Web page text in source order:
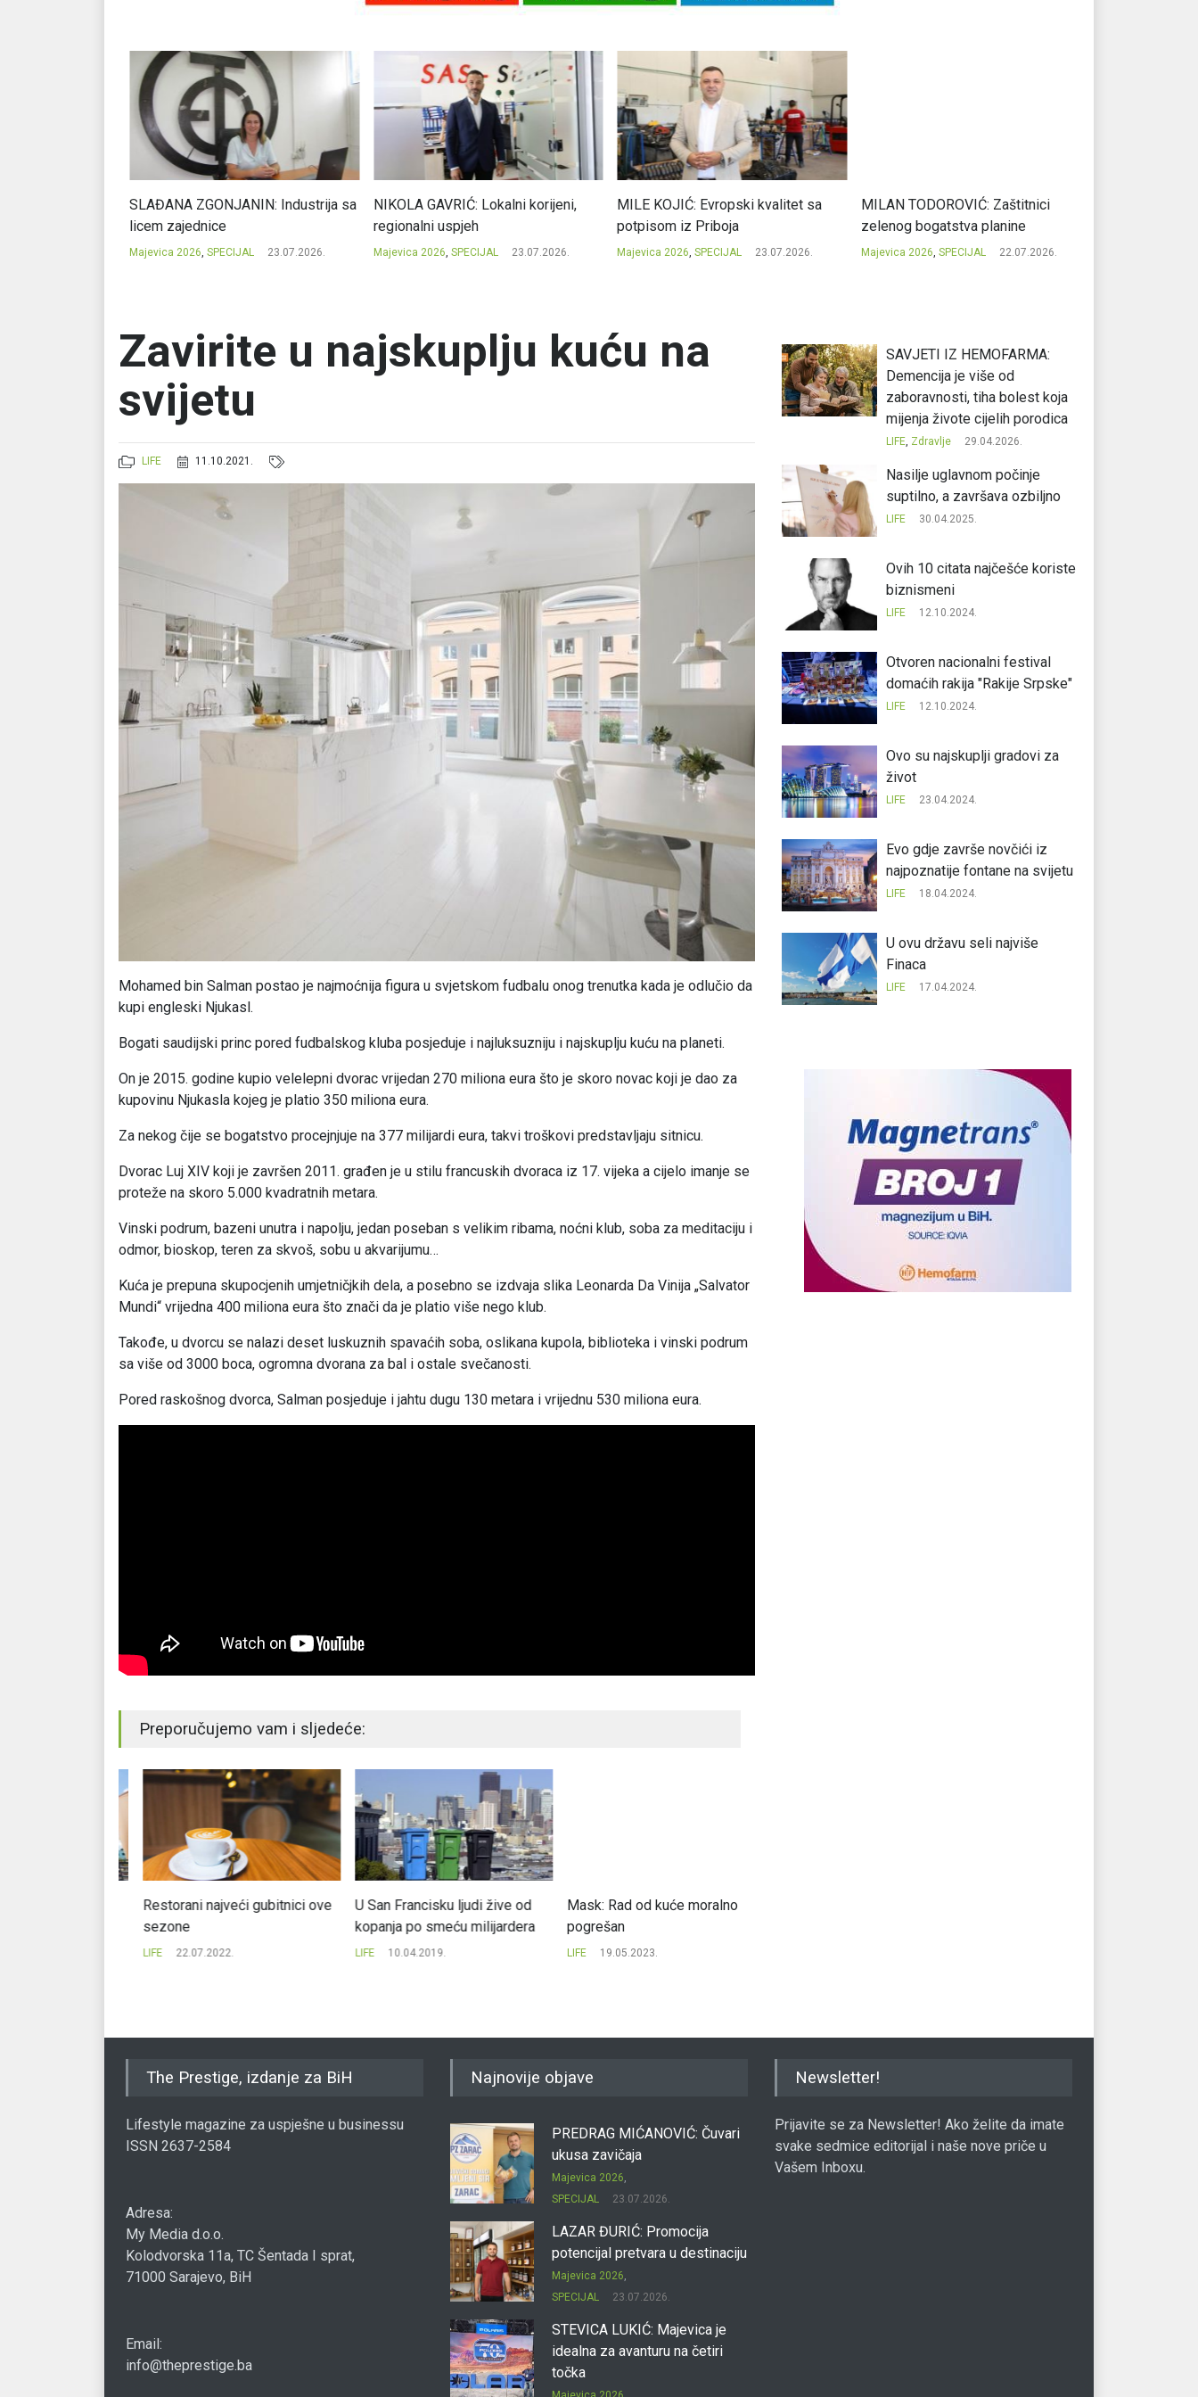
SLAĐANA ZGONJANIN: Industrija sa
licem zajednice
Majevica 2026,SPECIJAL 23.07.2026.
NIKOLA GAVRIĆ: Lokalni korijeni,
regionalni uspjeh
Majevica 2026,SPECIJAL 23.07.2026.
MILE KOJIĆ: Evropski kvalitet sa
potpisom iz Priboja
Majevica 2026,SPECIJAL 23.07.2026.
MILAN TODOROVIĆ: Zaštitnici
zelenog bogatstva planine
Majevica 2026,SPECIJAL 22.07.2026.
Zavirite u najskuplju kuću na
svijetu
LIFE 11.10.2021.
Mohamed bin Salman postao je najmoćnija figura u svjetskom fudbalu onog trenutka kada je odlučio da
kupi engleski Njukasl.
Bogati saudijski princ pored fudbalskog kluba posjeduje i najluksuzniju i najskuplju kuću na planeti.
On je 2015. godine kupio velelepni dvorac vrijedan 270 miliona eura što je skoro novac koji je dao za
kupovinu Njukasla kojeg je platio 350 miliona eura.
Za nekog čije se bogatstvo procejnjuje na 377 milijardi eura, takvi troškovi predstavljaju sitnicu.
Dvorac Luj XIV koji je završen 2011. građen je u stilu francuskih dvoraca iz 17. vijeka a cijelo imanje se
proteže na skoro 5.000 kvadratnih metara.
Vinski podrum, bazeni unutra i napolju, jedan poseban s velikim ribama, noćni klub, soba za meditaciju i
odmor, bioskop, teren za skvoš, sobu u akvarijumu…
Kuća je prepuna skupocjenih umjetničjkih dela, a posebno se izdvaja slika Leonarda Da Vinija „Salvator
Mundi“ vrijedna 400 miliona eura što znači da je platio više nego klub.
Takođe, u dvorcu se nalazi deset luskuznih spavaćih soba, oslikana kupola, biblioteka i vinski podrum
sa više od 3000 boca, ogromna dvorana za bal i ostale svečanosti.
Pored raskošnog dvorca, Salman posjeduje i jahtu dugu 130 metara i vrijednu 530 miliona eura.
Preporučujemo vam i sljedeće:
Restorani najveći gubitnici ove
sezone
22.07.2022.
U San Francisku ljudi žive od
kopanja po smeću milijardera
10.04.2019.
Mask: Rad od kuće moralno
pogrešan
19.05.2023.
SAVJETI IZ HEMOFARMA:
Demencija je više od
zaboravnosti, tiha bolest koja
mijenja živote cijelih porodica
LIFE, Zdravlje 29.04.2026.
Nasilje uglavnom počinje
suptilno, a završava ozbiljno
LIFE 30.04.2025.
Ovih 10 citata najčešće koriste
biznismeni
LIFE 12.10.2024.
Otvoren nacionalni festival
domaćih rakija "Rakije Srpske"
LIFE 12.10.2024.
Ovo su najskuplji gradovi za
život
LIFE 23.04.2024.
Evo gdje završe novčići iz
najpoznatije fontane na svijetu
LIFE 18.04.2024.
U ovu državu seli najviše
Finaca
LIFE 17.04.2024.
The Prestige, izdanje za BiH
Lifestyle magazine za uspješne u businessu
ISSN 2637-2584
Adresa:
My Media d.o.o.
Kolodvorska 11a, TC Šentada I sprat,
71000 Sarajevo, BiH
Email:
info@theprestige.ba
Najnovije objave
PREDRAG MIĆANOVIĆ: Čuvari
ukusa zavičaja
Majevica 2026
SPECIJAL
23.07.2026.
LAZAR ĐURIĆ: Promocija
potencijal pretvara u destinaciju
Majevica 2026
SPECIJAL
23.07.2026.
STEVICA LUKIĆ: Majevica je
idealna za avanturu na četiri
točka
Newsletter!
Prijavite se za Newsletter! Ako želite da imate
svake sedmice editorijal i naše nove priče u
Vašem Inboxu.